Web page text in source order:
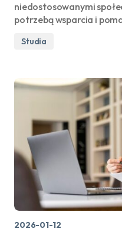
niedostosowanymi
potrzebą wsparcia i
Studia
2026-01-12